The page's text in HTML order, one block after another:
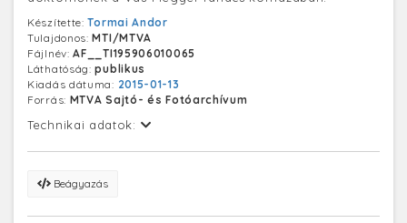
Készítette:Tormai Andor
Tulajdonos:MTI/MTVA
Fájlnév:AF__TI195906010065
Láthatóság:publikus
Kiadás dátuma: 2015-01-13
Forrás: MTVA Sajtó- és Fotóarchívum
Technikai adatok:
Beágyazás